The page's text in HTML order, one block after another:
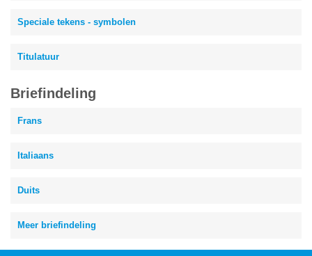
Speciale tekens - symbolen
Titulatuur
Briefindeling
Frans
Italiaans
Duits
Meer briefindeling